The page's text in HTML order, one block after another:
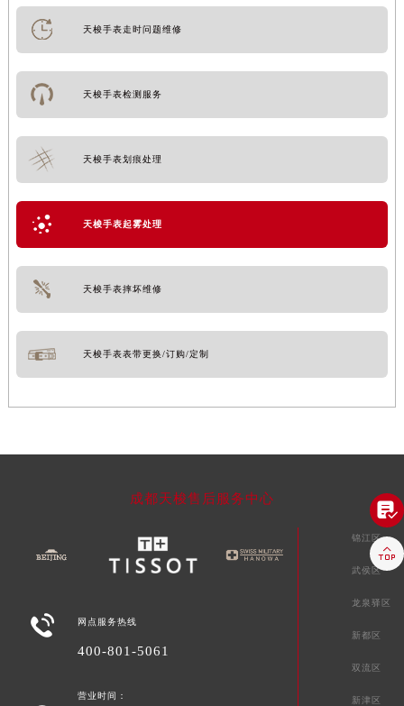
天梭手表走时问题维修
天梭手表检测服务
天梭手表划痕处理
天梭手表起雾处理
天梭手表摔坏维修
天梭手表表带更换/订购/定制
成都天梭售后服务中心
 网点服务热线
400-801-5061
营业时间：
锦江区
武侯区
龙泉驿区
新都区
双流区
新津区

